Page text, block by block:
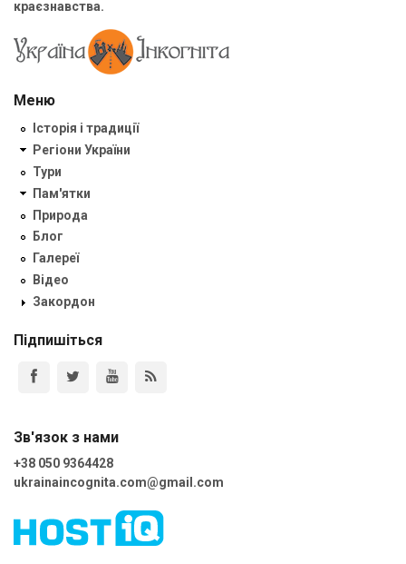
краєзнавства.
Меню
Історія і традиції
Регіони України
Тури
Пам'ятки
Природа
Блог
Галереї
Відео
Закордон
Підпишіться
Зв'язок з нами
+38 050 9364428
ukrainaincognita.com@gmail.com